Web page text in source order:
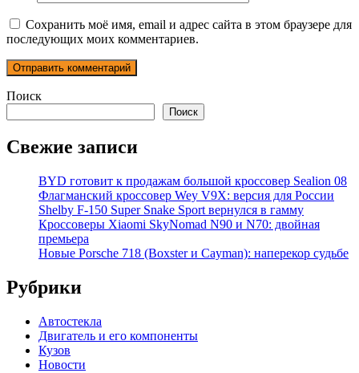
Сохранить моё имя, email и адрес сайта в этом браузере для
последующих моих комментариев.
Поиск
Поиск
Свежие записи
BYD готовит к продажам большой кроссовер Sealion 08
Флагманский кроссовер Wey V9X: версия для России
Shelby F-150 Super Snake Sport вернулся в гамму
Кроссоверы Xiaomi SkyNomad N90 и N70: двойная
премьера
Новые Porsche 718 (Boxster и Cayman): наперекор судьбе
Рубрики
Автостекла
Двигатель и его компоненты
Кузов
Новости